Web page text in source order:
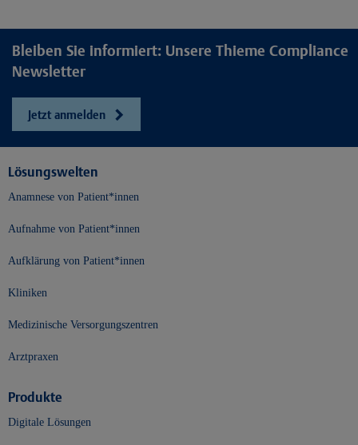
Bleiben Sie informiert: Unsere Thieme Compliance
Newsletter
Jetzt anmelden
Lösungswelten
Anamnese von Patient*innen
Aufnahme von Patient*innen
Aufklärung von Patient*innen
Kliniken
Medizinische Versorgungszentren
Arztpraxen
Produkte
Digitale Lösungen